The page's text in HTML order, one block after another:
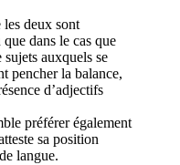
les deux sont
dans le cas que
sujets auxquels se
pencher la balance,
d’adjectifs
préférer également
sa position
langue.